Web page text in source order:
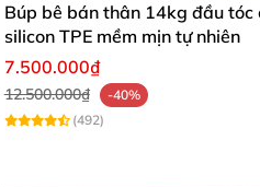
Búp bê bán thân 14kg đầu tóc
silicon TPE mềm mịn tự nhiên
7.500.000₫
12.500.000₫
-40%
(492)